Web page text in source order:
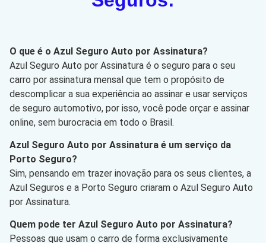
O que é o Azul Seguro Auto por Assinatura?
Azul Seguro Auto por Assinatura é o seguro para o seu
carro por assinatura mensal que tem o propósito de
descomplicar a sua experiência ao assinar e usar serviços
de seguro automotivo, por isso, você pode orçar e assinar
online, sem burocracia em todo o Brasil.
Azul Seguro Auto por Assinatura é um serviço da
Porto Seguro?
Sim, pensando em trazer inovação para os seus clientes, a
Azul Seguros e a Porto Seguro criaram o Azul Seguro Auto
por Assinatura.
Quem pode ter Azul Seguro Auto por Assinatura?
Pessoas que usam o carro de forma exclusivamente